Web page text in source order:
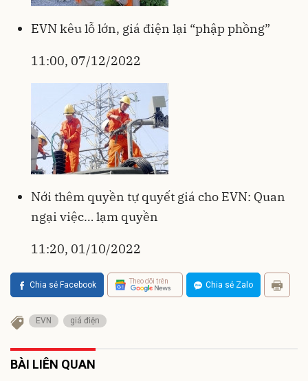
EVN kêu lỗ lớn, giá điện lại “phập phồng”
11:00, 07/12/2022
Nới thêm quyền tự quyết giá cho EVN: Quan
ngại việc… lạm quyền
11:20, 01/10/2022
Chia sẻ Facebook Theo dõi trên Chia sẻ Zalo
EVN giá điện
BÀI LIÊN QUAN